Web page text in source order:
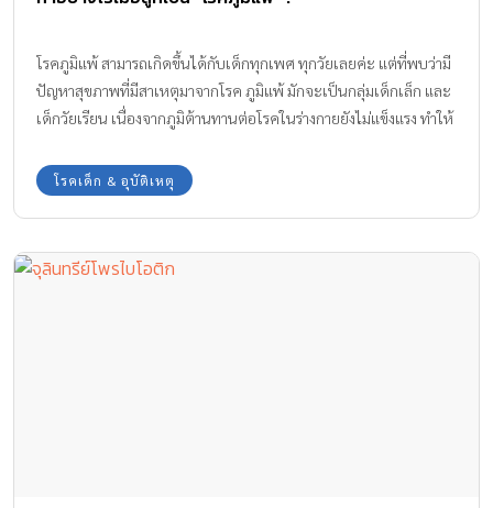
โรคภูมิแพ้ สามารถเกิดขึ้นได้กับเด็กทุกเพศ ทุกวัยเลยค่ะ แต่ที่พบว่ามี
ปัญหาสุขภาพที่มีสาเหตุมาจากโรค ภูมิแพ้ มักจะเป็นกลุ่มเด็กเล็ก และ
เด็กวัยเรียน เนื่องจากภูมิต้านทานต่อโรคในร่างกายยังไม่แข็งแรง ทำให้
อาการเจ็บป่วยขึ้นได้ง่ายนั่นเองค่ะ
โรคเด็ก & อุบัติเหตุ